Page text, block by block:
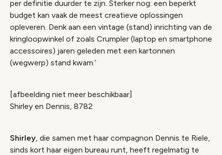
per definitie duurder te zijn. Sterker nog: een beperkt
budget kan vaak de meest creatieve oplossingen
opleveren. Denk aan een vintage (stand) inrichting van de
kringloopwinkel of zoals Crumpler (laptop en smartphone
accessoires) jaren geleden met een kartonnen
(wegwerp) stand kwam.’
[afbeelding niet meer beschikbaar]
Shirley en Dennis, 8782
Shirley, die samen met haar compagnon Dennis te Riele,
sinds kort haar eigen bureau runt, heeft regelmatig te